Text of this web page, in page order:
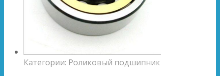
Категории: Роликовый подшипник